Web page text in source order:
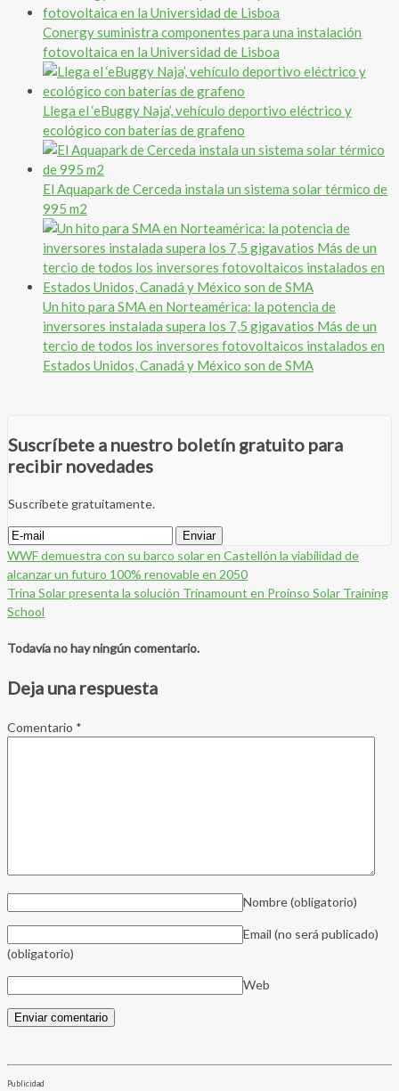
Conergy suministra componentes para una instalación
fotovoltaica en la Universidad de Lisboa
Llega el ‘eBuggy Naja’, vehículo deportivo eléctrico y
ecológico con baterías de grafeno
El Aquapark de Cerceda instala un sistema solar térmico de
995 m2
Un hito para SMA en Norteamérica: la potencia de
inversores instalada supera los 7,5 gigavatios Más de un
tercio de todos los inversores fotovoltaicos instalados en
Estados Unidos, Canadá y México son de SMA
Suscríbete a nuestro boletín gratuito para
recibir novedades
Suscríbete gratuitamente.
WWF demuestra con su barco solar en Castellón la viabilidad de
alcanzar un futuro 100% renovable en 2050
Trina Solar presenta la solución Trinamount en Proinso Solar Training
School
Todavía no hay ningún comentario.
Deja una respuesta
Comentario *
Nombre(obligatorio)
Email (no será publicado)
(obligatorio)
Web
Publicidad